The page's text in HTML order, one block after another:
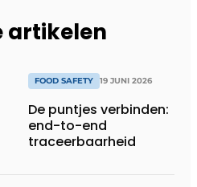
artikelen
FOOD SAFETY 19 JUNI 2026
De puntjes verbinden:
end-to-end
traceerbaarheid